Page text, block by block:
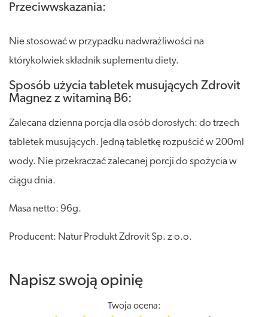
Przeciwwskazania:
Nie stosować w przypadku nadwrażliwości na
którykolwiek składnik suplementu diety.
Sposób użycia tabletek musujących Zdrovit
Magnez z witaminą B6:
Zalecana dzienna porcja dla osób dorosłych: do trzech
tabletek musujących. Jedną tabletkę rozpuścić w 200ml
wody. Nie przekraczać zalecanej porcji do spożycia w
ciągu dnia.
Masa netto: 96g.
Producent: Natur Produkt Zdrovit Sp. z o.o.
Napisz swoją opinię
Twoja ocena: